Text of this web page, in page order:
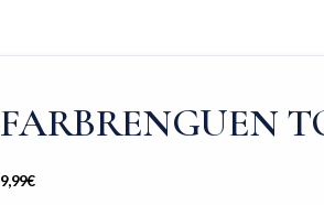
FARBRENGUEN
9,99€